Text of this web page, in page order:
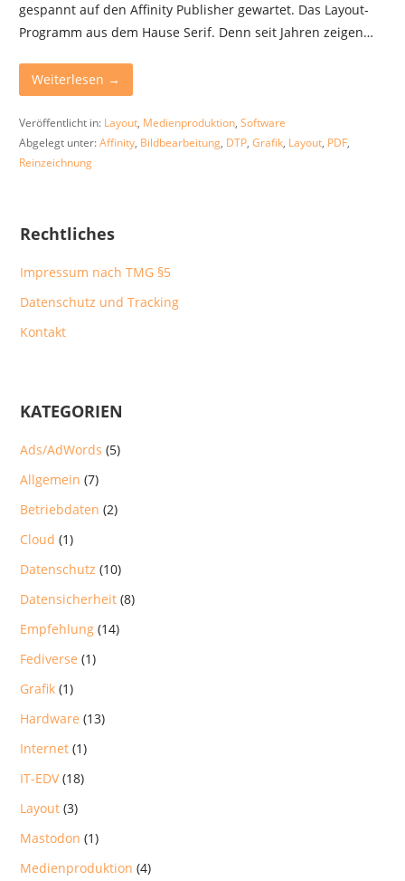
gespannt auf den Affinity Publisher gewartet. Das Layout-
Programm aus dem Hause Serif. Denn seit Jahren zeigen…
Weiterlesen →
Veröffentlicht in: Layout, Medienproduktion, Software
Abgelegt unter:Affinity, Bildbearbeitung, DTP, Grafik, Layout, PDF,
Reinzeichnung
Rechtliches
Impressum nach TMG §5
Datenschutz und Tracking
Kontakt
KATEGORIEN
Ads/AdWords (5)
Allgemein (7)
Betriebdaten (2)
Cloud (1)
Datenschutz (10)
Datensicherheit (8)
Empfehlung (14)
Fediverse (1)
Grafik (1)
Hardware (13)
Internet (1)
IT-EDV(18)
Layout (3)
Mastodon (1)
Medienproduktion (4)